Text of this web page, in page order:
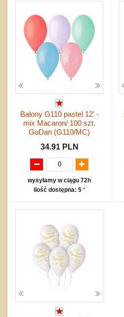
Balony G110 pastel 12' -
mix Macaron/ 100 szt.
GoDan (G110/MC)
34.91 PLN
wysyłamy w ciągu 72h
ilość dostępna: 5 *